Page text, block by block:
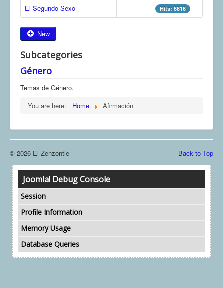
Multimedia
Archivos
Contacto
Afirmación
COMUNERA 67 EN PDF numero de presentación de la
voz de la Casa de los pueblos
El Segundo Sexo Hits: 6816
New
Subcategories
Género
Temas de Género.
You are here:
Home Afirmación
Back to Top
© 2026 El Zenzontle
Joomla! Debug Console
Session
Profile Information
Memory Usage
Database Queries